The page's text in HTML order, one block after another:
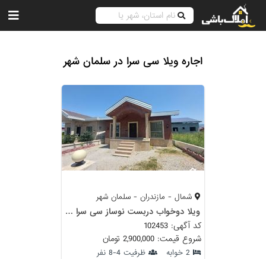
اجاره ویلا سی سرا در سلمان شهر
شمال - مازندران - سلمان شهر
ویلا دوخواب دربست نوساز سی سرا سلمان شهر
کد آگهی: 102453
شروع قیمت: 2,900,000 تومان
2 خوابه
ظرفیت 4-8 نفر